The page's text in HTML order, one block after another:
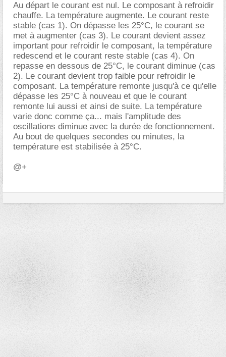
Au départ le courant est nul. Le composant à refroidir
chauffe. La température augmente. Le courant reste
stable (cas 1). On dépasse les 25°C, le courant se
met à augmenter (cas 3). Le courant devient assez
important pour refroidir le composant, la température
redescend et le courant reste stable (cas 4). On
repasse en dessous de 25°C, le courant diminue (cas
2). Le courant devient trop faible pour refroidir le
composant. La température remonte jusqu'à ce qu'elle
dépasse les 25°C à nouveau et que le courant
remonte lui aussi et ainsi de suite. La température
varie donc comme ça... mais l'amplitude des
oscillations diminue avec la durée de fonctionnement.
Au bout de quelques secondes ou minutes, la
température est stabilisée à 25°C.
@+